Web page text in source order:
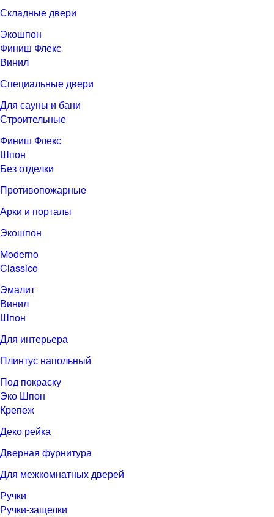
Складные двери
Экошпон
Финиш Флекс
Винил
Специальные двери
Для сауны и бани
Строительные
Финиш Флекс
Шпон
Без отделки
Противопожарные
Арки и порталы
Экошпон
Moderno
Classico
Эмалит
Винил
Шпон
Для интерьера
Плинтус напольный
Под покраску
Эко Шпон
Крепеж
Деко рейка
Дверная фурнитура
Для межкомнатных дверей
Ручки
Ручки-защелки